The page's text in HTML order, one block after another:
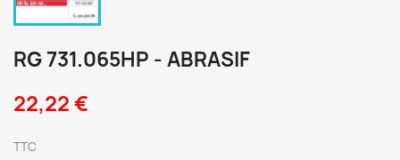
RG 731.065HP - ABRASIF
22,22 €
TTC